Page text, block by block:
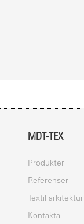
MDT-TEX
Produkter
Referenser
Textil arkitektur
Kontakta